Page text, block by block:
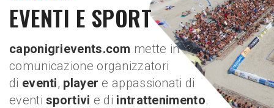
EVENTI E SPORT
caponigrievents.com mette in
comunicazione organizzatori
di eventi, playere appassionati di
eventisportivi e di intrattenimento.